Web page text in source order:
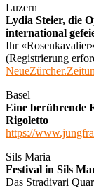
Luzern
Lydia Steier, die
international
Ihr
(Registrierung
Basel
Eine berührende
Rigoletto
https://
Sils Maria
Festival in Sils
Das Stradivari